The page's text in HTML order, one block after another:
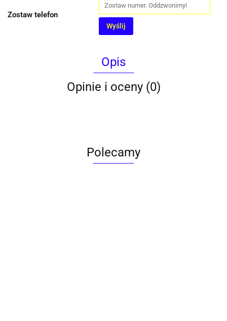
Zostaw telefon
Wyślij
Opis
Opinie i oceny (0)
Polecamy